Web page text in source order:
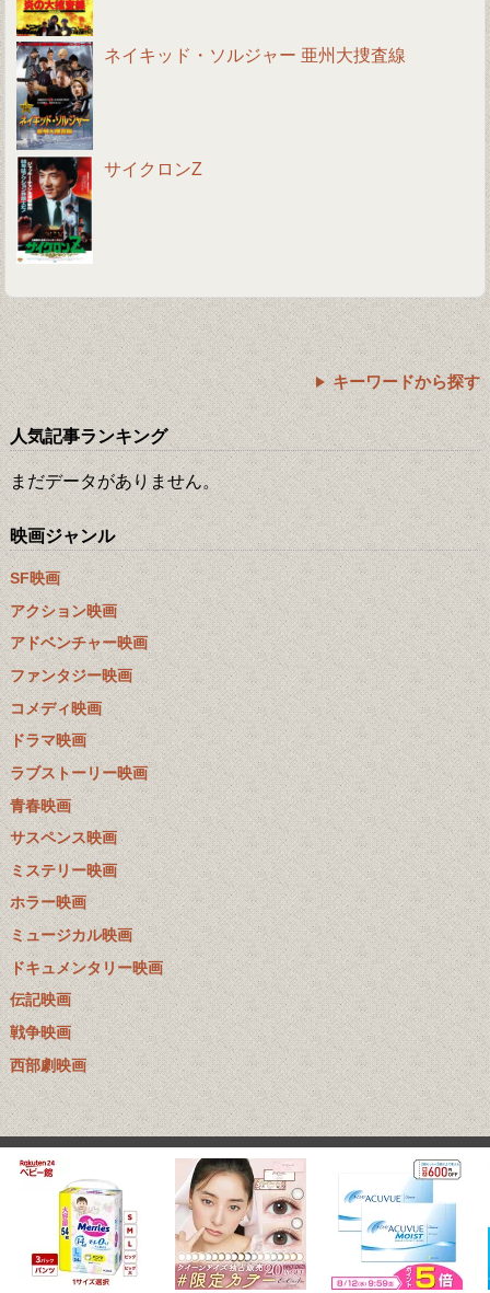
ネイキッド・ソルジャー 亜州大捜査線
サイクロンZ
キーワードから探す
人気記事ランキング
まだデータがありません。
映画ジャンル
SF映画
アクション映画
アドベンチャー映画
ファンタジー映画
コメディ映画
ドラマ映画
ラブストーリー映画
青春映画
サスペンス映画
ミステリー映画
ホラー映画
ミュージカル映画
ドキュメンタリー映画
伝記映画
戦争映画
西部劇映画